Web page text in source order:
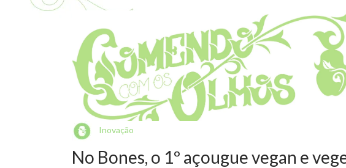
Inovação
No Bones, o 1º açougue vegan e